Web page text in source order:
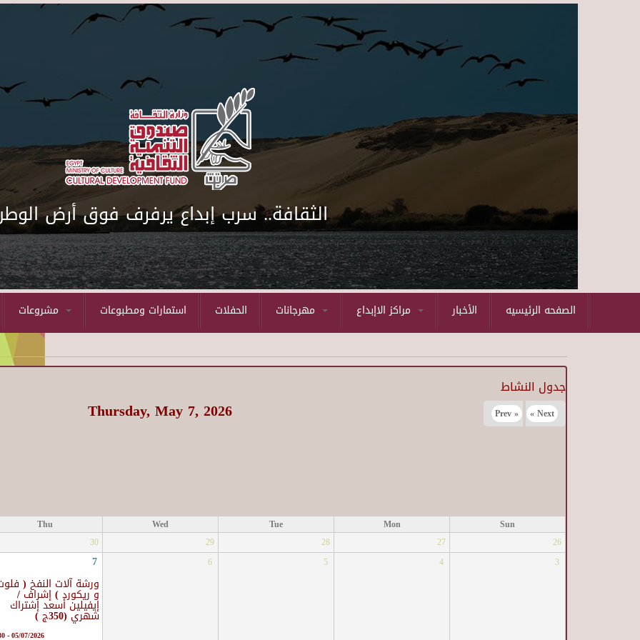
الثقافة.. سرب إبداع يرفرف فوق أرض
استمارات ومطبوعات الحفلات الأخبار الصفحه الرئيسيه
جدول النشاط
Thursday, May 7, 2026 « Prev Next »
Sun
Mon
Tue
Wed
Thu
26
27
28
29
30
3
4
5
6
7
ورشة آلات النفخ (
و ريكورد ) إشراف /
إيفيلين أسعد إشتراك
شهري (350ج )
05/07/2026 - 05:30